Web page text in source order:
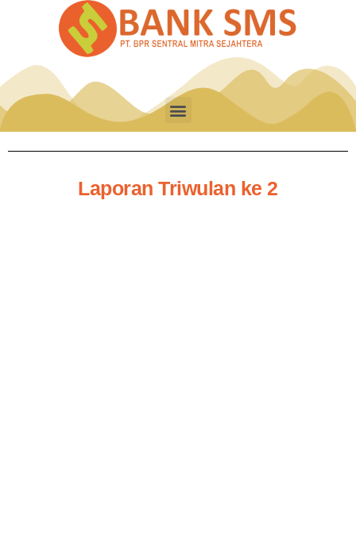
Laporan Triwulan ke 2